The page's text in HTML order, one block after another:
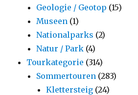
Geologie / Geotop (15)
Museen (1)
Nationalparks (2)
Natur / Park (4)
Tourkategorie (314)
Sommertouren (283)
Klettersteig (24)